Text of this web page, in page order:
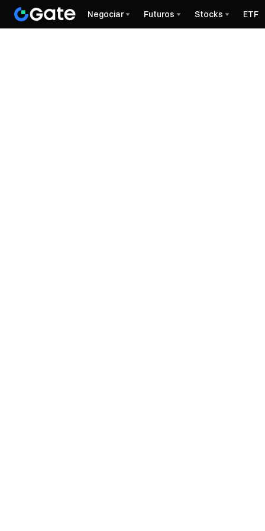
Negociar Futuros Stocks ETF